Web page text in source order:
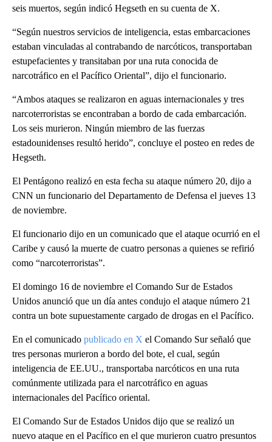
seis muertos, según indicó Hegseth en su cuenta de X.
“Según nuestros servicios de inteligencia, estas embarcaciones
estaban vinculadas al contrabando de narcóticos, transportaban
estupefacientes y transitaban por una ruta conocida de
narcotráfico en el Pacífico Oriental”, dijo el funcionario.
“Ambos ataques se realizaron en aguas internacionales y tres
narcoterroristas se encontraban a bordo de cada embarcación.
Los seis murieron. Ningún miembro de las fuerzas
estadounidenses resultó herido”, concluye el posteo en redes de
Hegseth.
El Pentágono realizó en esta fecha su ataque número 20, dijo a
CNN un funcionario del Departamento de Defensa el jueves 13
de noviembre.
El funcionario dijo en un comunicado que el ataque ocurrió en el
Caribe y causó la muerte de cuatro personas a quienes se refirió
como “narcoterroristas”.
El domingo 16 de noviembre el Comando Sur de Estados
Unidos anunció que un día antes condujo el ataque número 21
contra un bote supuestamente cargado de drogas en el Pacífico.
En el comunicado publicado en X el Comando Sur señaló que
tres personas murieron a bordo del bote, el cual, según
inteligencia de EE.UU., transportaba narcóticos en una ruta
comúnmente utilizada para el narcotráfico en aguas
internacionales del Pacífico oriental.
El Comando Sur de Estados Unidos dijo que se realizó un
nuevo ataque en el Pacífico en el que murieron cuatro presuntos